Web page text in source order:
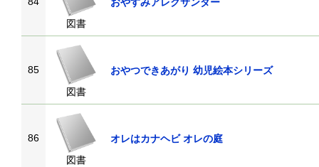
図書
85
図書
おやつできあがり 幼児絵本シリーズ
86
図書
オレはカナヘビ オレの庭